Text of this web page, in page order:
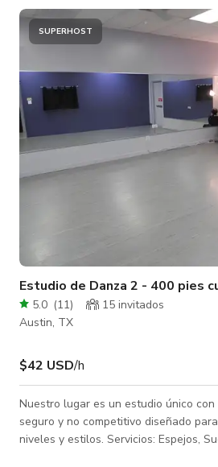
casuales: sofá, sillones club, mesas -
horno, estufa, microondas, cajón
fregadero, amplia encimera,
55" y 2 de 42": conexiones HDMI y
mostrar - Chimen
SUPERHOST
Estudio de Danza 2 - 400 pies
5.0 (11)
15 invitados
Austin, TX
$42 USD/h
Nuestro lugar es un estudio único
seguro y no competitivo diseñado
niveles y estilos. Servicios: Espejos, Suelo de baile Marley,